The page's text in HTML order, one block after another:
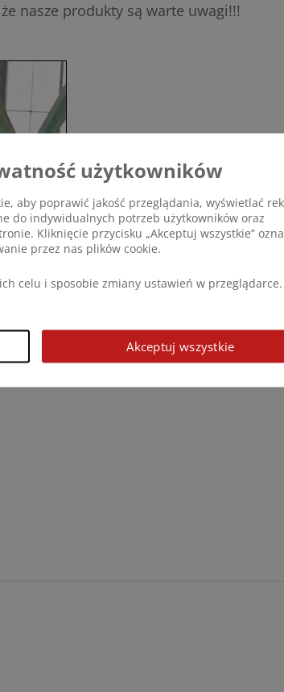
nasze produkty są warte uwagi!!!
użytkowników
aby poprawić jakość przeglądania, wyświetlać
do indywidualnych potrzeb użytkowników oraz
Kliknięcie przycisku „Akceptuj wszystkie”
przez nas plików cookie.
celu i sposobie zmiany ustawień w przeglądarce.
Akceptuj wszystkie